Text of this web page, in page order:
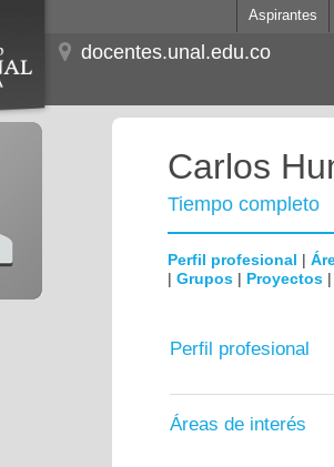
Aspirantes
docentes.unal.edu.co
Carlos
Tiempo completo
Perfil profesional |
| Grupos | Proyectos
Perfil profesional
Áreas de interés